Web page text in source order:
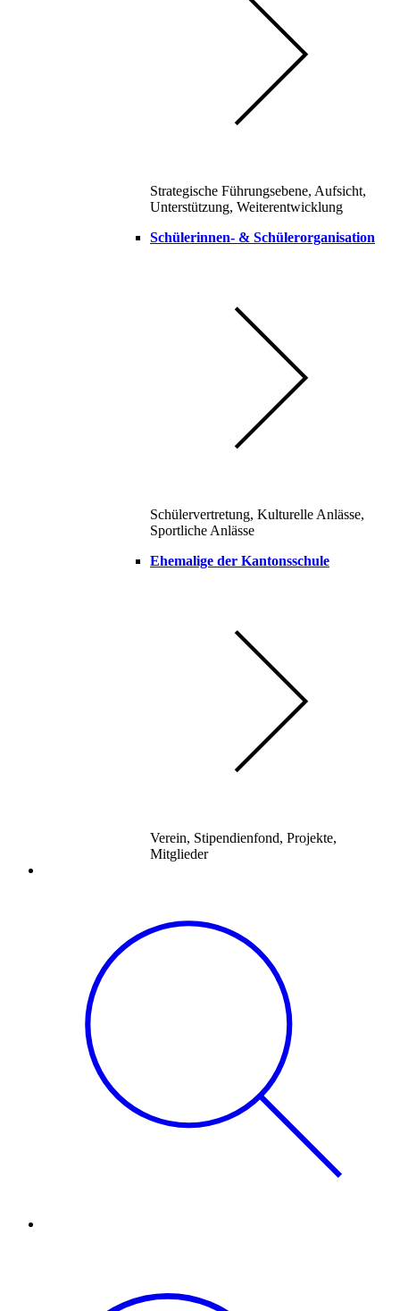
Strategische Führungsebene, Aufsicht,
Unterstützung, Weiterentwicklung
Schülerinnen- & Schülerorganisation
Schülervertretung, Kulturelle Anlässe,
Sportliche Anlässe
Ehemalige der Kantonsschule
Verein, Stipendienfond, Projekte,
Mitglieder